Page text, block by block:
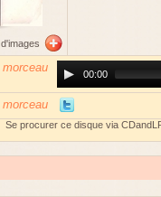
Player00:00
Se procurer ce disque via